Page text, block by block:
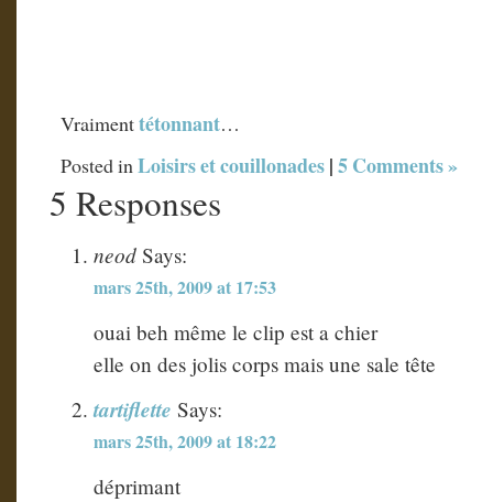
Vraimenttétonnant…
Posted in Loisirs et couillonades|5 Comments »
5 Responses
neod Says:
mars 25th, 2009 at 17:53
ouai beh même le clip est a chier
elle on des jolis corps mais une sale tête
tartiflette Says:
mars 25th, 2009 at 18:22
déprimant